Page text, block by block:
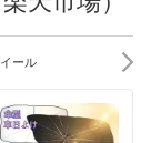
ール